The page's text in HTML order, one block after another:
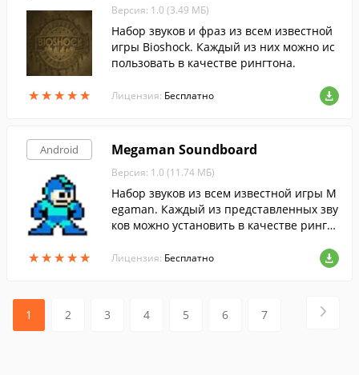
★★★★★
★★★★★
Версия: 1.0 (3.49 МБ)
Набор звуков и фраз из всем известной
игры Bioshock. Каждый из них можно ис
пользовать в качестве рингтона.
Лицензия: Бесплатно
Android
★★★★★
★★★★★
Megaman Soundboard
Версия: 1.0 (11.74 МБ)
Набор звуков из всем известной игры M
egaman. Каждый из представленных зву
ков можно установить в качестве рингто
Лицензия: Бесплатно
1 2 3 4 5 6 7